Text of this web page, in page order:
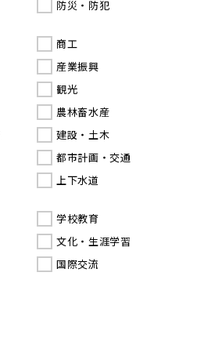
防災・防犯
商工
産業振興
観光
農林畜水産
建設・土木
都市計画・交通
上下水道
学校教育
文化・生涯学習
国際交流